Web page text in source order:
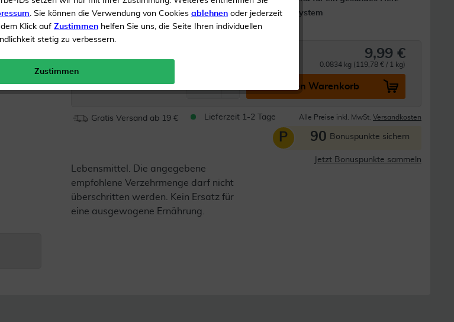
Kreislauf-System
Mit Vitamin E
9,99 €
0.0834 kg (119,78 € / 1 kg)
Menge: In den Warenkorb
Gratis Versand ab 19 € Lieferzeit 1-2 Tage Alle Preise inkl. MwSt. Versandkosten
P 90 Bonuspunkte sichern
Jetzt Bonuspunkte sammeln
Lebensmittel. Die angegebene
empfohlene Verzehrmenge darf nicht
überschritten werden. Kein Ersatz für
eine ausgewogene Ernährung.
. Sie können die Verwendung von Cookies ablehnen oder jederzeit
Klick auf Zustimmen helfen Sie uns, die Seite Ihren individuellen
stetig zu verbessern.
Zustimmen